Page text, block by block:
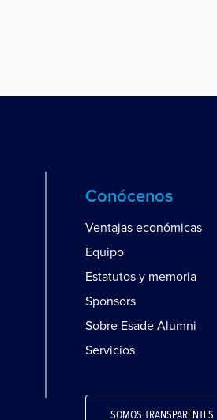
Conócenos
Ventajas económicas
Equipo
Estatutos y memoria
Sponsors
Sobre Esade Alumni
Servicios
SOMOS TRANSPARENTES